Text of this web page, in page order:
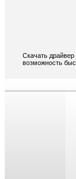
Скачать
возможность